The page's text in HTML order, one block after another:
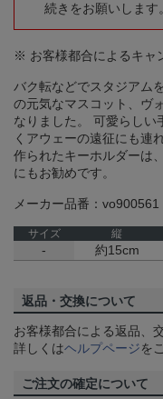
続きをお願いします。
※ お客様都合によるキャ
バク転などでスタジアム
の元気なマスコット、ヴ
なりました。 可愛らしい
くアウェーの遠征にも連
作られたキーホルダーは
にもお勧めです。
メーカー品番：vo900561
サイズ 縦
- 約15cm
返品・交換について
お客様都合による返品、
詳しくはヘルプページを
ご注文の確定について